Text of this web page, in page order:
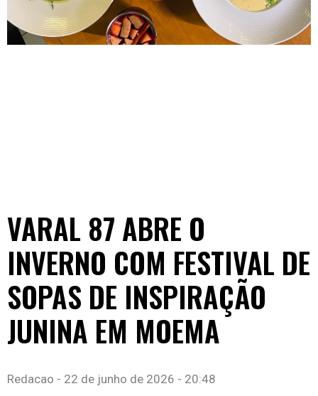
VARAL 87 ABRE O
INVERNO COM FESTIVAL DE
SOPAS DE INSPIRAÇÃO
JUNINA EM MOEMA
Redacao 22 de junho de 2026 20:48